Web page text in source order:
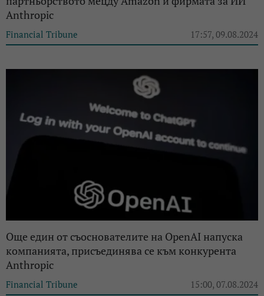
Anthropic
Financial Tribune 17:57, 09.08.2024
Още един от съоснователите на OpenAI напуска
компанията, присъединява се към конкурента
Anthropic
Financial Tribune 15:00, 07.08.2024